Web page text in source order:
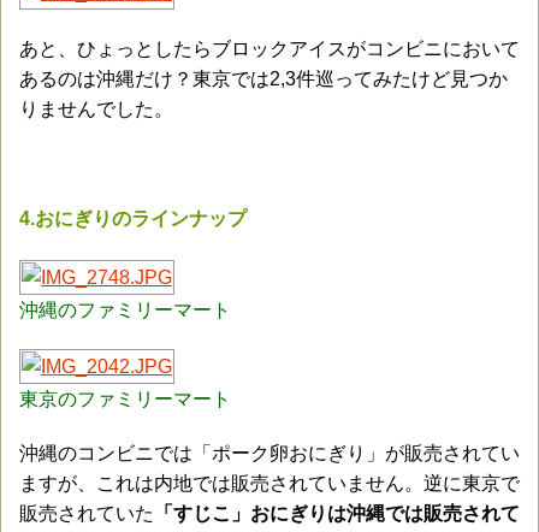
あと、ひょっとしたらブロックアイスがコンビニにおいて
あるのは沖縄だけ？東京では2,3件巡ってみたけど見つか
りませんでした。
4.おにぎりのラインナップ
沖縄のファミリーマート
東京のファミリーマート
沖縄のコンビニでは「ポーク卵おにぎり」が販売されてい
ますが、これは内地では販売されていません。逆に東京で
販売されていた
「すじこ」おにぎりは沖縄では販売されて